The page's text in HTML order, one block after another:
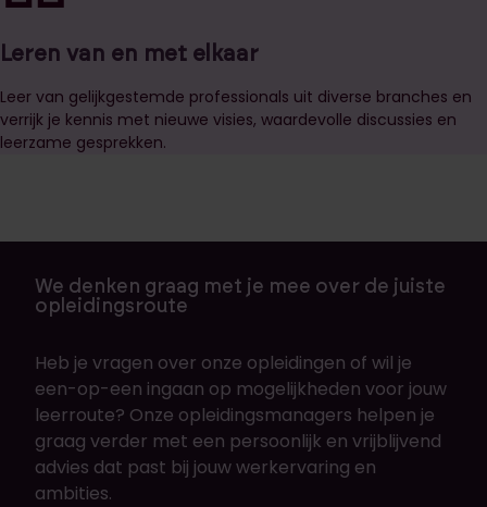
Leren van en met elkaar
Leer van gelijkgestemde professionals uit diverse branches en
verrijk je kennis met nieuwe visies, waardevolle discussies en
leerzame gesprekken.
We denken graag met je mee over de juiste
opleidingsroute
Heb je vragen over onze opleidingen of wil je
een-op-een ingaan op mogelijkheden voor jouw
leerroute? Onze opleidingsmanagers helpen je
graag verder met een persoonlijk en vrijblijvend
advies dat past bij jouw werkervaring en
ambities.